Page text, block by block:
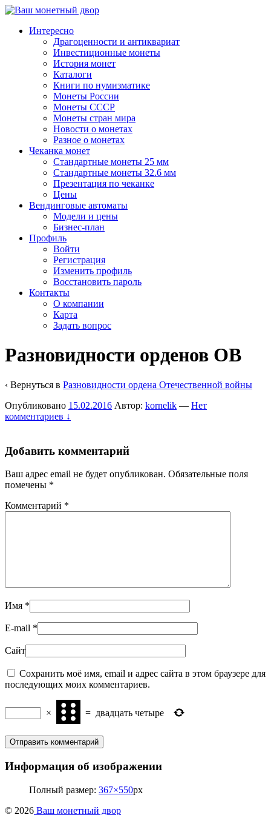
↓
основному
содержимому
Интересно
Драгоценности и антиквариат
Инвестиционные монеты
История монет
Каталоги
Книги по нумизматике
Монеты России
Монеты СССР
Монеты стран мира
Новости о монетах
Разное о монетах
Чеканка монет
Стандартные монеты 25 мм
Стандартные монеты 32.6 мм
Презентация по чеканке
Цены
Вендинговые автоматы
Модели и цены
Бизнес-план
Профиль
Войти
Регистрация
Изменить профиль
Восстановить пароль
Контакты
О компании
Карта
Задать вопрос
Разновидности орденов ОВ
‹ Вернуться в Разновидности ордена Отечественной войны
Опубликовано 15.02.2016 Автор: kornelik — Нет
комментариев ↓
Добавить комментарий
Ваш адрес email не будет опубликован. Обязательные поля
помечены *
Комментарий *
Имя *
E-mail *
Сайт
Сохранить моё имя, email и адрес сайта в этом браузере для
последующих моих комментариев.
× = двадцать четыре
Информация об изображении
Полный размер: 367×550px
© 2026 Ваш монетный двор